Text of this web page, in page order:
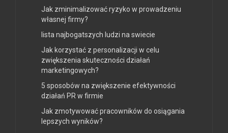
Jak zminimalizować ryzyko w prowadzeniu
własnej firmy?
lista najbogatszych ludzi na swiecie
Jak korzystać z personalizacji w celu
zwiększenia skuteczności działań
marketingowych?
5 sposobów na zwiększenie efektywności
działań PR w firmie
Jak zmotywować pracowników do osiągania
lepszych wyników?